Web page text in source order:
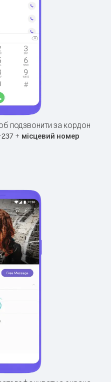
подзвонити за кордон
237 + місцевий номер